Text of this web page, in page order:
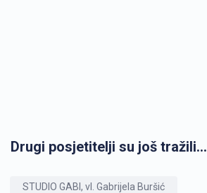
Drugi posjetitelji su još tražili...
STUDIO GABI, vl. Gabrijela Buršić